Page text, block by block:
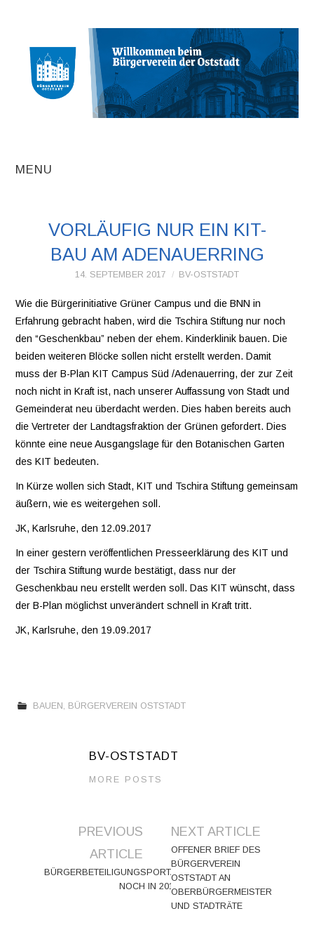
MENU
BEITRÄGE
TERMINE
INITIATIVEN UND
EAST SIDE URBAN
ART
KONTAKT
VORLÄUFIG NUR EIN KIT-
BAU AM ADENAUERRING
14. SEPTEMBER 2017 BV-OSTSTADT
Wie die Bürgerinitiative Grüner Campus und die BNN in
Erfahrung gebracht haben, wird die Tschira Stiftung nur noch
den “Geschenkbau” neben der ehem. Kinderklinik bauen. Die
beiden weiteren Blöcke sollen nicht erstellt werden. Damit
muss der B-Plan KIT Campus Süd /Adenauerring, der zur Zeit
noch nicht in Kraft ist, nach unserer Auffassung von Stadt und
Gemeinderat neu überdacht werden. Dies haben bereits auch
die Vertreter der Landtagsfraktion der Grünen gefordert. Dies
könnte eine neue Ausgangslage für den Botanischen Garten
des KIT bedeuten.
In Kürze wollen sich Stadt, KIT und Tschira Stiftung gemeinsam
äußern, wie es weitergehen soll.
JK, Karlsruhe, den 12.09.2017
In einer gestern veröffentlichen Presseerklärung des KIT und
der Tschira Stiftung wurde bestätigt, dass nur der
Geschenkbau neu erstellt werden soll. Das KIT wünscht, dass
der B-Plan möglichst unverändert schnell in Kraft tritt.
JK, Karlsruhe, den 19.09.2017
BAUEN BÜRGERVEREIN OSTSTADT
BV-OSTSTADT
MORE POSTS
Navigation
PREVIOUS
ARTICLE
BÜRGERBETEILIGUNGSPORTAL
NOCH IN 2017!
NEXT ARTICLE
OFFENER BRIEF DES
BÜRGERVEREIN
OSTSTADT AN
OBERBÜRGERMEISTER
UND STADTRÄTE